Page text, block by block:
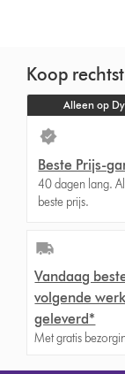
reviews
model
below
Koop
Alleen op
Beste Prijs-
40 dagen lang.
beste prijs.
Vandaag
volgende
geleverd*
Met gratis